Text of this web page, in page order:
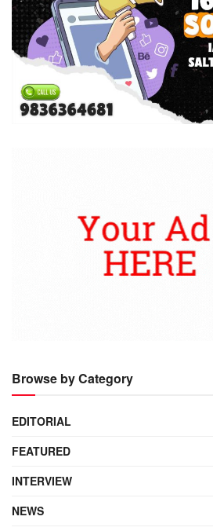
Browse by Category
EDITORIAL
FEATURED
INTERVIEW
NEWS